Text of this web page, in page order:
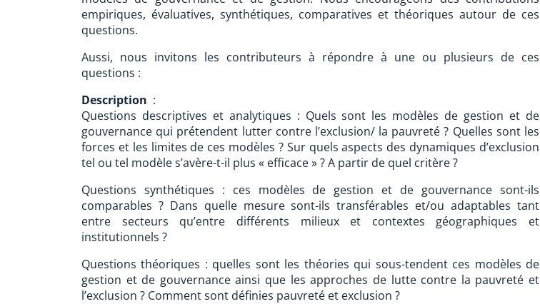
empiriques, évaluatives, synthétiques, comparatives et théoriques autour de ces
questions.
Aussi, nous invitons les contributeurs à répondre à une ou plusieurs de ces
questions :
Description :
Questions descriptives et analytiques : Quels sont les modèles de gestion et de
gouvernance qui prétendent lutter contre l’exclusion/ la pauvreté ? Quelles sont les
forces et les limites de ces modèles ? Sur quels aspects des dynamiques d’exclusion
tel ou tel modèle s’avère-t-il plus « efficace » ? A partir de quel critère ?
Questions synthétiques : ces modèles de gestion et de gouvernance sont-ils
comparables ? Dans quelle mesure sont-ils transférables et/ou adaptables tant
entre secteurs qu’entre différents milieux et contextes géographiques et
institutionnels ?
Questions théoriques : quelles sont les théories qui sous-tendent ces modèles de
gestion et de gouvernance ainsi que les approches de lutte contre la pauvreté et
l’exclusion ? Comment sont définies pauvreté et exclusion ?